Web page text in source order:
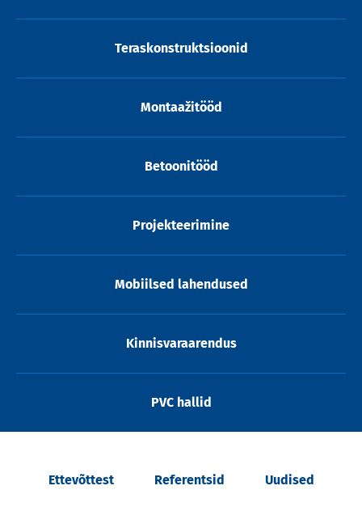
Teraskonstruktsioonid
Montaažitööd
Betoonitööd
Projekteerimine
Mobiilsed lahendused
Kinnisvaraarendus
PVC hallid
Ettevõttest Referentsid Uudised